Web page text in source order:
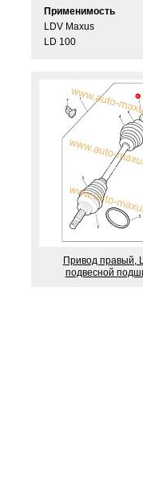
Применимость
LDV Maxus
LD 100
Привод правый,
подвесной